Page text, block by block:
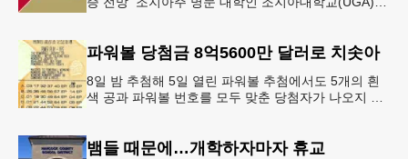
파워볼 당첨금 8억5600만 달러로 치솟아
8일 밤 추첨해 5일 열린 파워볼 추첨에서도 5개의 흰
색 공과 파워볼 번호를 모두 맞춘 당첨자가 나오지 않
뱀들 때문에…개학하자마자 휴교